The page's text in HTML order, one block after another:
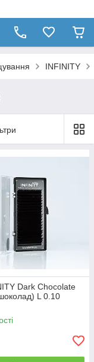
INFINITY
Dark Chocolate
L 0.10